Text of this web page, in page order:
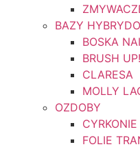
BAZY
BOSKA
BRUSH UP!
CLARESA
MOLLY
OZDOBY
CYRKONIE
FOLIE